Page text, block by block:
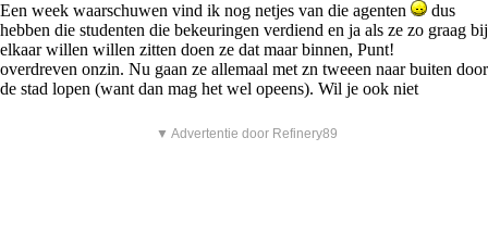
Een week waarschuwen vind ik nog netjes van die agenten
dus
hebben die studenten die bekeuringen verdiend en ja als ze zo graag bij
elkaar willen willen zitten doen ze dat maar binnen, Punt!
overdreven onzin. Nu gaan ze allemaal met zn tweeen naar buiten door
de stad lopen (want dan mag het wel opeens). Wil je ook niet
▼ Advertentie door Refinery89